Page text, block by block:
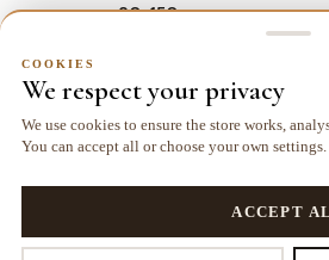
ROZMIAR: 80x150 cm
80x150 cm
572,00 zł
na zwrot
COOKIES
We respect your privacy
We use cookies to ensure the store works,
You can accept all or choose your own
ACCEPT